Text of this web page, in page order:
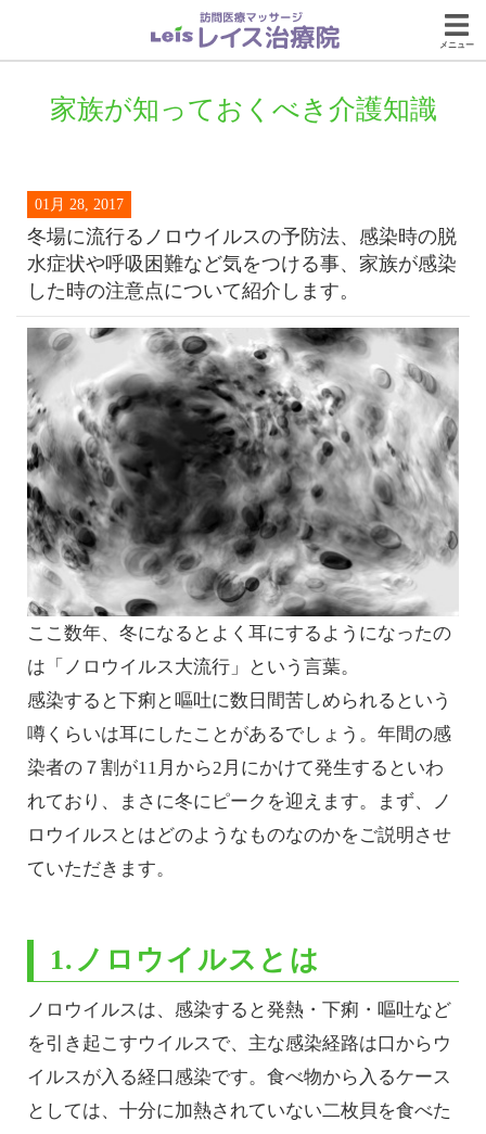
メニュー
家族が知っておくべき介護知識
01月 28, 2017
冬場に流行るノロウイルスの予防法、感染時の脱
水症状や呼吸困難など気をつける事、家族が感染
した時の注意点について紹介します。
ここ数年、冬になるとよく耳にするようになったの
は「ノロウイルス大流行」という言葉。
感染すると下痢と嘔吐に数日間苦しめられるという
噂くらいは耳にしたことがあるでしょう。年間の感
染者の７割が11月から2月にかけて発生するといわ
れており、まさに冬にピークを迎えます。まず、ノ
ロウイルスとはどのようなものなのかをご説明させ
ていただきます。
1.ノロウイルスとは
ノロウイルスは、感染すると発熱・下痢・嘔吐など
を引き起こすウイルスで、主な感染経路は口からウ
イルスが入る経口感染です。食べ物から入るケース
としては、十分に加熱されていない二枚貝を食べた